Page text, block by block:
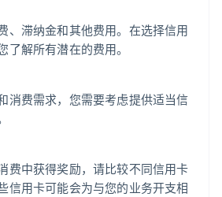
、滞纳金和其他费用。在选择信用
了解所有潜在的费用。
消费需求，您需要考虑提供适当信
费中获得奖励，请比较不同信用卡
信用卡可能会为与您的业务开支相